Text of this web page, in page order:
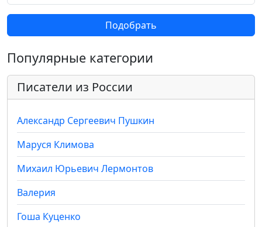
Подобрать
Популярные категории
Писатели из России
Александр Сергеевич Пушкин
Маруся Климова
Михаил Юрьевич Лермонтов
Валерия
Гоша Куценко